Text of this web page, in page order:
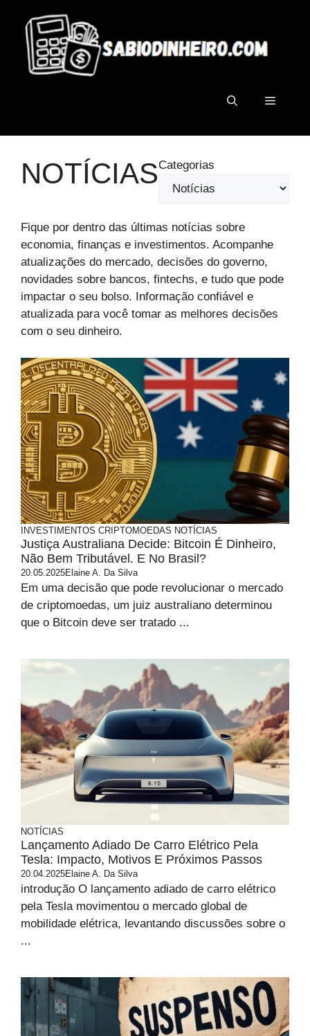
conteúdo
Menu
NOTÍCIASCategorias
Fique por dentro das últimas notícias sobre
economia, finanças e investimentos. Acompanhe
atualizações do mercado, decisões do governo,
novidades sobre bancos, fintechs, e tudo que pode
impactar o seu bolso. Informação confiável e
atualizada para você tomar as melhores decisões
com o seu dinheiro.
INVESTIMENTOS CRIPTOMOEDAS NOTÍCIAS
Justiça Australiana Decide: Bitcoin É Dinheiro,
Não Bem Tributável. E No Brasil?
20.05.2025Elaine A. Da Silva
Em uma decisão que pode revolucionar o mercado
de criptomoedas, um juiz australiano determinou
que o Bitcoin deve ser tratado ...
NOTÍCIAS
Lançamento Adiado De Carro Elétrico Pela
Tesla: Impacto, Motivos E Próximos Passos
20.04.2025Elaine A. Da Silva
introdução O lançamento adiado de carro elétrico
pela Tesla movimentou o mercado global de
mobilidade elétrica, levantando discussões sobre o
...